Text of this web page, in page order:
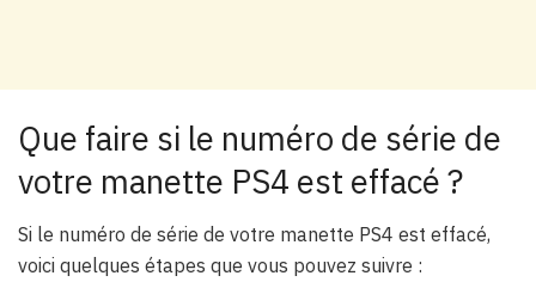
Que faire si le numéro de série de
votre manette PS4 est effacé ?
Si le numéro de série de votre manette PS4 est effacé,
voici quelques étapes que vous pouvez suivre :